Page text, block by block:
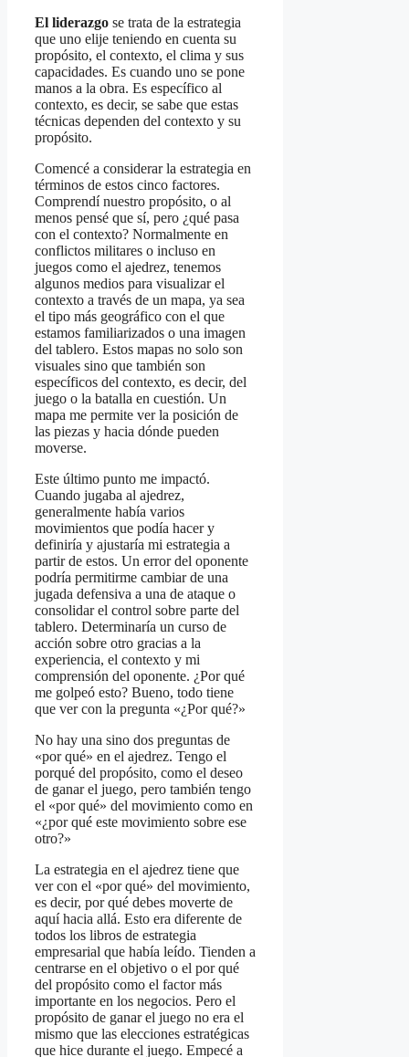
El liderazgo se trata de la estrategia
que uno elije teniendo en cuenta su
propósito, el contexto, el clima y sus
capacidades. Es cuando uno se pone
manos a la obra. Es específico al
contexto, es decir, se sabe que estas
técnicas dependen del contexto y su
propósito.
Comencé a considerar la estrategia en
términos de estos cinco factores.
Comprendí nuestro propósito, o al
menos pensé que sí, pero ¿qué pasa
con el contexto? Normalmente en
conflictos militares o incluso en
juegos como el ajedrez, tenemos
algunos medios para visualizar el
contexto a través de un mapa, ya sea
el tipo más geográfico con el que
estamos familiarizados o una imagen
del tablero. Estos mapas no solo son
visuales sino que también son
específicos del contexto, es decir, del
juego o la batalla en cuestión. Un
mapa me permite ver la posición de
las piezas y hacia dónde pueden
moverse.
Este último punto me impactó.
Cuando jugaba al ajedrez,
generalmente había varios
movimientos que podía hacer y
definiría y ajustaría mi estrategia a
partir de estos. Un error del oponente
podría permitirme cambiar de una
jugada defensiva a una de ataque o
consolidar el control sobre parte del
tablero. Determinaría un curso de
acción sobre otro gracias a la
experiencia, el contexto y mi
comprensión del oponente. ¿Por qué
me golpeó esto? Bueno, todo tiene
que ver con la pregunta «¿Por qué?»
No hay una sino dos preguntas de
«por qué» en el ajedrez. Tengo el
porqué del propósito, como el deseo
de ganar el juego, pero también tengo
el «por qué» del movimiento como en
«¿por qué este movimiento sobre ese
otro?»
La estrategia en el ajedrez tiene que
ver con el «por qué» del movimiento,
es decir, por qué debes moverte de
aquí hacia allá. Esto era diferente de
todos los libros de estrategia
empresarial que había leído. Tienden a
centrarse en el objetivo o el por qué
del propósito como el factor más
importante en los negocios. Pero el
propósito de ganar el juego no era el
mismo que las elecciones estratégicas
que hice durante el juego. Empecé a